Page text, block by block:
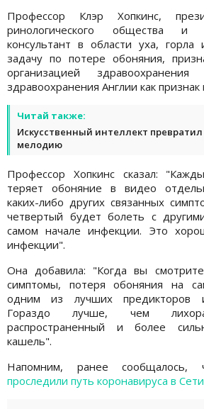
Профессор Клэр Хопкинс,
ринологического общества и
консультант в области уха, горла
задачу по потере обоняния,
организацией
здравоохранения Англии как признак
Читай также:
Искусственный интеллект превратил
мелодию
Профессор Хопкинс сказал:
теряет обоняние в видео
каких-либо других связанных
четвертый будет болеть с
самом начале инфекции. Это
инфекции".
Она добавила: "Когда вы
симптомы, потеря обоняния на
одним из лучших предикторов
Гораздо лучше, чем
распространенный и более
кашель".
Напомним, ранее сообщалось,
проследили путь коронавируса в Сети